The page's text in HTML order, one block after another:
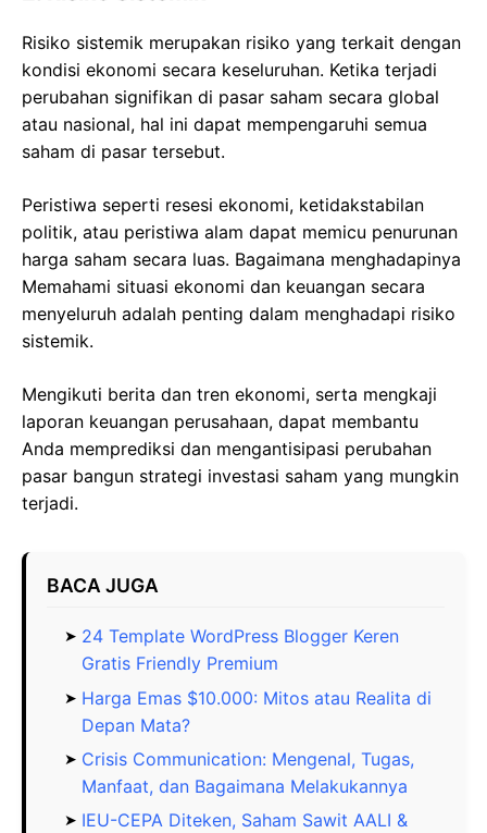
Risiko sistemik merupakan risiko yang terkait dengan
kondisi ekonomi secara keseluruhan. Ketika terjadi
perubahan signifikan di pasar saham secara global
atau nasional, hal ini dapat mempengaruhi semua
saham di pasar tersebut.
Peristiwa seperti resesi ekonomi, ketidakstabilan
politik, atau peristiwa alam dapat memicu penurunan
harga saham secara luas. Bagaimana menghadapinya
Memahami situasi ekonomi dan keuangan secara
menyeluruh adalah penting dalam menghadapi risiko
sistemik.
Mengikuti berita dan tren ekonomi, serta mengkaji
laporan keuangan perusahaan, dapat membantu
Anda memprediksi dan mengantisipasi perubahan
pasar bangun strategi investasi saham yang mungkin
terjadi.
BACA JUGA
24 Template WordPress Blogger Keren
Gratis Friendly Premium
Harga Emas $10.000: Mitos atau Realita di
Depan Mata?
Crisis Communication: Mengenal, Tugas,
Manfaat, dan Bagaimana Melakukannya
IEU-CEPA Diteken, Saham Sawit AALI &